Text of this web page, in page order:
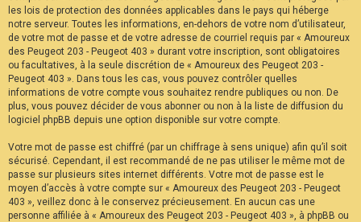
les lois de protection des données applicables dans le pays qui héberge
notre serveur. Toutes les informations, en-dehors de votre nom d’utilisateur,
de votre mot de passe et de votre adresse de courriel requis par « Amoureux
des Peugeot 203 - Peugeot 403 » durant votre inscription, sont obligatoires
ou facultatives, à la seule discrétion de « Amoureux des Peugeot 203 -
Peugeot 403 ». Dans tous les cas, vous pouvez contrôler quelles
informations de votre compte vous souhaitez rendre publiques ou non. De
plus, vous pouvez décider de vous abonner ou non à la liste de diffusion du
logiciel phpBB depuis une option disponible sur votre compte.
Votre mot de passe est chiffré (par un chiffrage à sens unique) afin qu’il soit
sécurisé. Cependant, il est recommandé de ne pas utiliser le même mot de
passe sur plusieurs sites internet différents. Votre mot de passe est le
moyen d’accès à votre compte sur « Amoureux des Peugeot 203 - Peugeot
403 », veillez donc à le conservez précieusement. En aucun cas une
personne affiliée à « Amoureux des Peugeot 203 - Peugeot 403 », à phpBB ou